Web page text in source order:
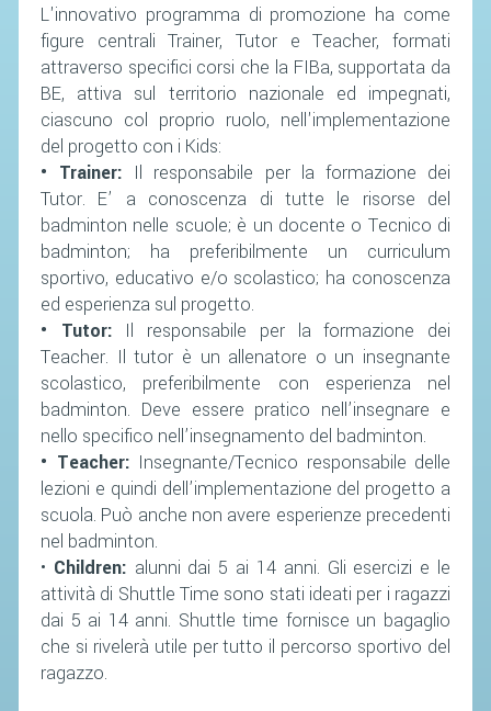
L'innovativo programma di promozione ha come
figure centrali Trainer, Tutor e Teacher, formati
attraverso specifici corsi che la FIBa, supportata da
BE, attiva sul territorio nazionale ed impegnati,
ciascuno col proprio ruolo, nell'implementazione
del progetto con i Kids:
• Trainer: Il responsabile per la formazione dei
Tutor. E’ a conoscenza di tutte le risorse del
badminton nelle scuole; è un docente o Tecnico di
badminton; ha preferibilmente un curriculum
sportivo, educativo e/o scolastico; ha conoscenza
ed esperienza sul progetto.
• Tutor: Il responsabile per la formazione dei
Teacher. Il tutor è un allenatore o un insegnante
scolastico, preferibilmente con esperienza nel
badminton. Deve essere pratico nell’insegnare e
nello specifico nell’insegnamento del badminton.
• Teacher: Insegnante/Tecnico responsabile delle
lezioni e quindi dell’implementazione del progetto a
scuola. Può anche non avere esperienze precedenti
nel badminton.
• Children: alunni dai 5 ai 14 anni. Gli esercizi e le
attività di Shuttle Time sono stati ideati per i ragazzi
dai 5 ai 14 anni. Shuttle time fornisce un bagaglio
che si rivelerà utile per tutto il percorso sportivo del
ragazzo.
TUTELA DELLA SALUTE -
ANTIDOPING
COMUNICAZIONE E MARKETING
SEGRETERIA FEDERALE
CONTATTI
AVVISI E BANDI
CIRCOLARI
RESPONSABILITÀ SOCIALE
SAFEGUARDING
RICHIESTA PATROCINIO
GIUSTIZIA FEDERALE
REGOLAMENTI
PROVVEDIMENTI
MAGLIA AZZURRA